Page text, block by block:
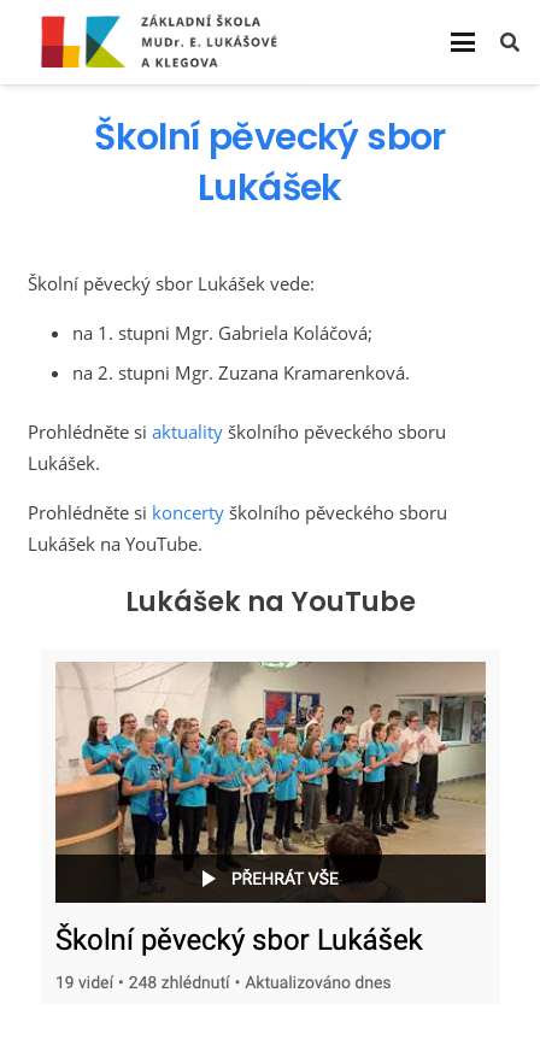
Školní pěvecký sbor
Lukášek
Školní pěvecký sbor Lukášek vede:
na 1. stupni Mgr. Gabriela Koláčová;
na 2. stupni Mgr. Zuzana Kramarenková.
Prohlédněte si aktualityškolního pěveckého sboru
Lukášek.
Prohlédněte si koncertyškolního pěveckého sboru
Lukášek na YouTube.
Lukášek na YouTube